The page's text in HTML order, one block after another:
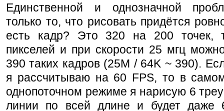
Единственной и однозначной
только то, что рисовать придётся
есть кадр? Это 320 на 200 точек,
пикселей и при скорости 25 мгц
390 таких кадров (25М / 64K ~ 390).
я рассчитываю на 60 FPS, то в
однопоточном режиме я нарисую 6
линии по всей длине и будет даже